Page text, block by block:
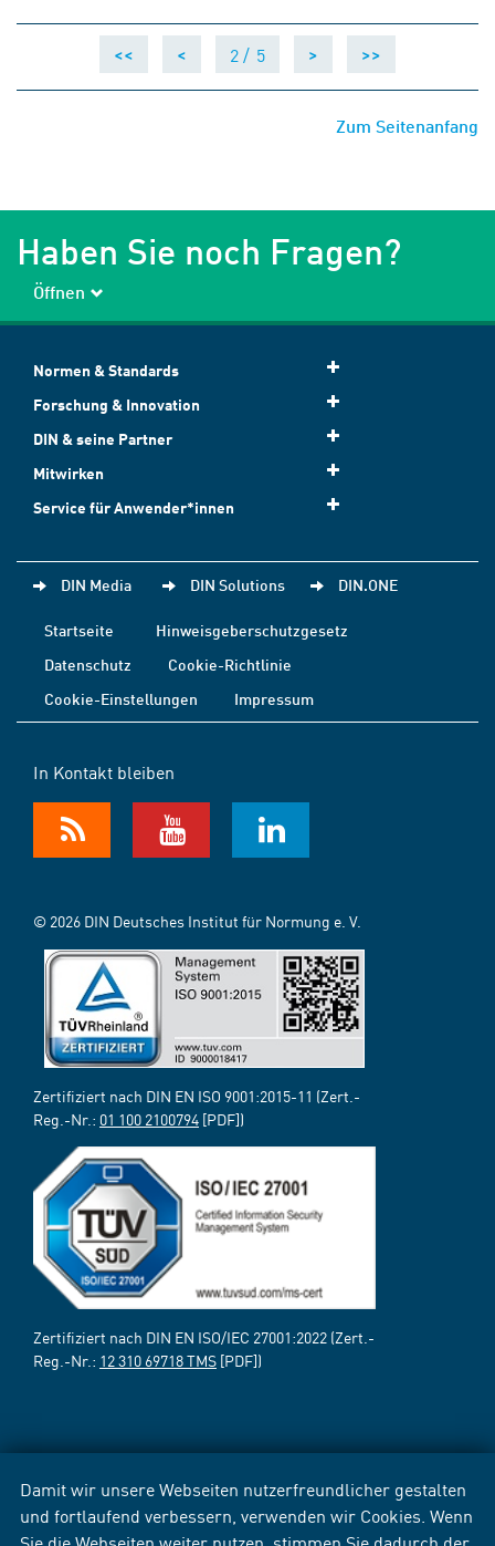
Damit wir unsere Webseiten nutzerfreundlicher gestalten
und fortlaufend verbessern, verwenden wir Cookies. Wenn
<< < 2 / 5 > >>
Zum Seitenanfang
Haben Sie noch Fragen?
Öffnen
Normen & Standards
Forschung & Innovation
DIN & seine Partner
Mitwirken
Service für Anwender*innen
DIN Media DIN Solutions DIN.ONE
Startseite
Hinweisgeberschutzgesetz
Datenschutz
Cookie-Richtlinie
Cookie-Einstellungen
Impressum
In Kontakt bleiben
© 2026 DIN Deutsches Institut für Normung e. V.
Zertifiziert nach DIN EN ISO 9001:2015-11 (Zert.-
Reg.-Nr.: 01 100 2100794 [PDF])
Zertifiziert nach DIN EN ISO/IEC 27001:2022 (Zert.-
Reg.-Nr.: 12 310 69718 TMS [PDF])